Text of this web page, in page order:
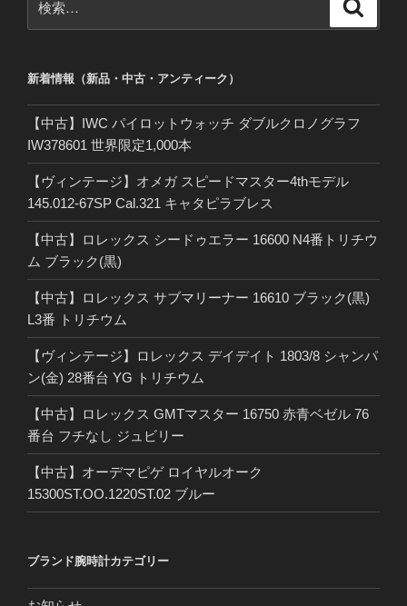
索:
新着情報（新品・中古・アンティーク）
【中古】IWC パイロットウォッチ ダブルクロノグラフ
IW378601 世界限定1,000本
【ヴィンテージ】オメガ スピードマスター4thモデル
145.012-67SP Cal.321 キャタピラブレス
【中古】ロレックス シードゥエラー 16600 N4番トリチウ
ム ブラック(黒)
【中古】ロレックス サブマリーナー 16610 ブラック(黒)
L3番 トリチウム
【ヴィンテージ】ロレックス デイデイト 1803/8 シャンパ
ン(金) 28番台 YG トリチウム
【中古】ロレックス GMTマスター 16750 赤青ベゼル 76
番台 フチなし ジュビリー
【中古】オーデマピゲ ロイヤルオーク
15300ST.OO.1220ST.02 ブルー
ブランド腕時計カテゴリー